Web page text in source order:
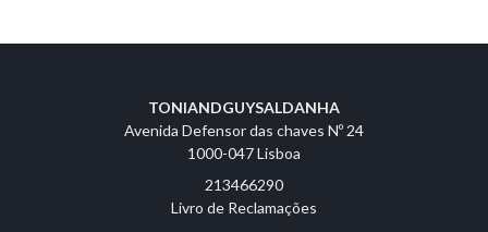
TONIANDGUYSALDANHA
Avenida Defensor das chaves Nº 24
1000-047 Lisboa
213466290
Livro de Reclamações